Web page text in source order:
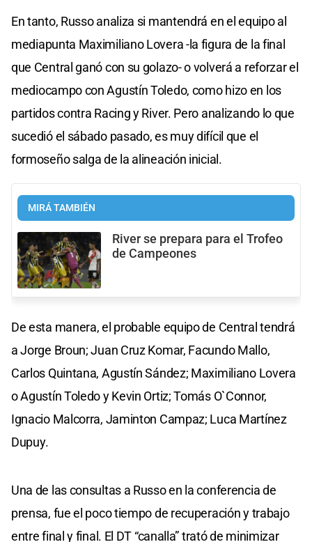
En tanto, Russo analiza si mantendrá en el equipo al
mediapunta Maximiliano Lovera -la figura de la final
que Central ganó con su golazo- o volverá a reforzar el
mediocampo con Agustín Toledo, como hizo en los
partidos contra Racing y River. Pero analizando lo que
sucedió el sábado pasado, es muy difícil que el
formoseño salga de la alineación inicial.
MIRÁ TAMBIÉN
River se prepara para el Trofeo
de Campeones
De esta manera, el probable equipo de Central tendrá
a Jorge Broun; Juan Cruz Komar, Facundo Mallo,
Carlos Quintana, Agustín Sández; Maximiliano Lovera
o Agustín Toledo y Kevin Ortiz; Tomás O`Connor,
Ignacio Malcorra, Jaminton Campaz; Luca Martínez
Dupuy.
Una de las consultas a Russo en la conferencia de
prensa, fue el poco tiempo de recuperación y trabajo
entre final y final. El DT “canalla” trató de minimizar